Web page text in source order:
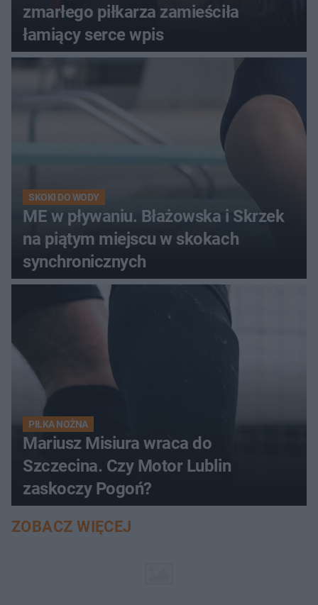
zmarłego piłkarza zamieściła
łamiący serce wpis
SKOKI DO WODY
ME w pływaniu. Błażowska i Skrzek
na piątym miejscu w skokach
synchronicznych
PIŁKA NOŻNA
Mariusz Misiura wraca do
Szczecina. Czy Motor Lublin
zaskoczy Pogoń?
ZOBACZ WIĘCEJ